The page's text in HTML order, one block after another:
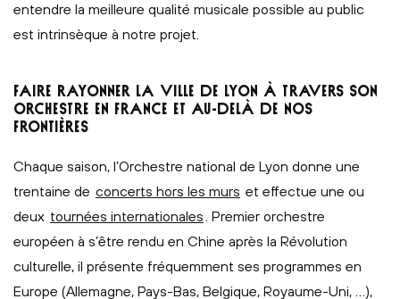
entendre la meilleure qualité musicale possible au public
est intrinsèque à notre projet.
FAIRE RAYONNER LA VILLE DE LYON À TRAVERS SON
ORCHESTRE EN FRANCE ET AU-DELÀ DE NOS
FRONTIÈRES
Chaque saison, l’Orchestre national de Lyon donne une
trentaine de concerts hors les murs et effectue une ou
deux tournées internationales . Premier orchestre
européen à s’être rendu en Chine après la Révolution
culturelle, il présente fréquemment ses programmes en
Europe (Allemagne, Pays-Bas, Belgique, Royaume-Uni, …),